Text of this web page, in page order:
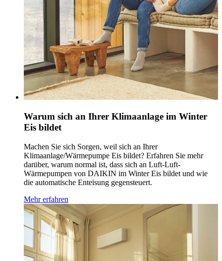
Warum sich an Ihrer Klimaanlage im Winter
Eis bildet
Machen Sie sich Sorgen, weil sich an Ihrer
Klimaanlage/Wärmepumpe Eis bildet? Erfahren Sie mehr
darüber, warum normal ist, dass sich an Luft-Luft-
Wärmepumpen von DAIKIN im Winter Eis bildet und wie
die automatische Enteisung gegensteuert.
Mehr erfahren